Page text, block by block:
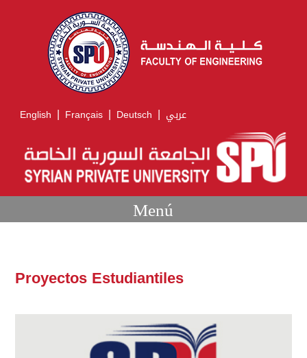
English | Français | Deutsch | عربي
Menú
Proyectos Estudiantiles